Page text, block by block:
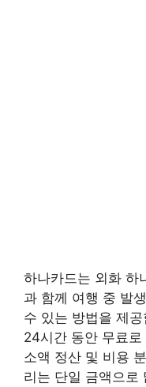
하나카드는 외화 하
과 함께 여행 중 발
수 있는 방법을 제
24시간 동안 무료
소액 정산 및 비용
리는 단일 금액으로